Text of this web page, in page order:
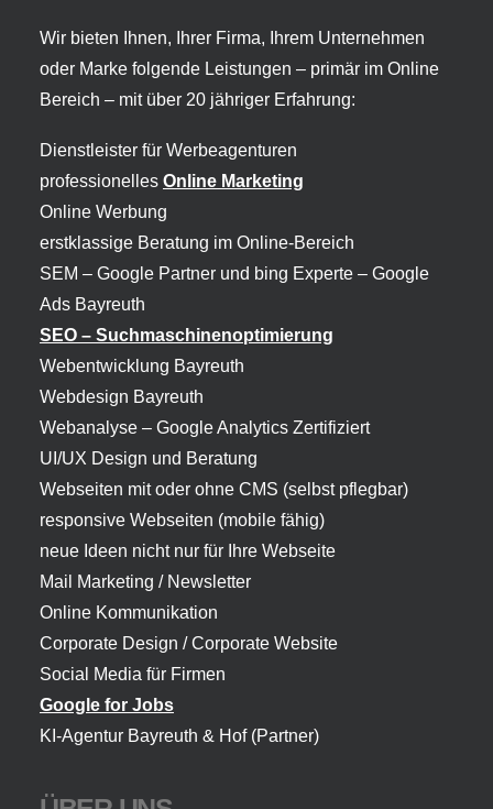
Wir bieten Ihnen, Ihrer Firma, Ihrem Unternehmen
oder Marke folgende Leistungen – primär im Online
Bereich – mit über 20 jähriger Erfahrung:
Dienstleister für Werbeagenturen
professionelles Online Marketing
Online Werbung
erstklassige Beratung im Online-Bereich
SEM – Google Partner und bing Experte – Google
Ads Bayreuth
SEO – Suchmaschinenoptimierung
Webentwicklung Bayreuth
Webdesign Bayreuth
Webanalyse – Google Analytics Zertifiziert
UI/UX Design und Beratung
Webseiten mit oder ohne CMS (selbst pflegbar)
responsive Webseiten (mobile fähig)
neue Ideen nicht nur für Ihre Webseite
Mail Marketing / Newsletter
Online Kommunikation
Corporate Design / Corporate Website
Social Media für Firmen
Google for Jobs
KI-Agentur Bayreuth & Hof (Partner)